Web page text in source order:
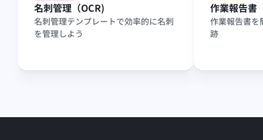
名刺管理（OCR)
名刺管理テンプレートで効率的に名刺
を管理しよう
作業報告書
作業報告書を
跡